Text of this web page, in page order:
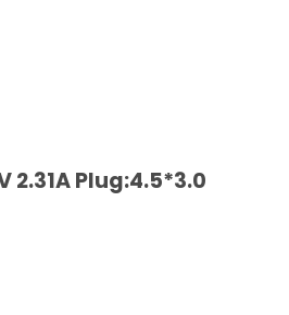
2.31A Plug:4.5*3.0